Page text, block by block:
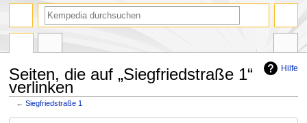
Hilfe
Seiten, die auf „Siegfriedstraße 1“
verlinken
←Siegfriedstraße 1
Suche